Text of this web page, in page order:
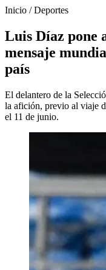
Inicio /Deportes
Luis Díaz pone
mensaje
país
El delantero de la
la afición, previo al viaje
el 11 de junio.